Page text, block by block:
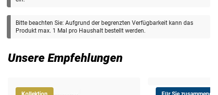
Bitte beachten Sie: Aufgrund der begrenzten Verfügbarkeit kann das
Produkt max. 1 Mal pro Haushalt bestellt werden.
Unsere Empfehlungen